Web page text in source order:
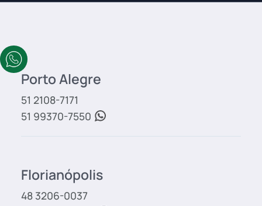
Porto Alegre
51 2108-7171
51 99370-7550
Florianópolis
48 3206-0037